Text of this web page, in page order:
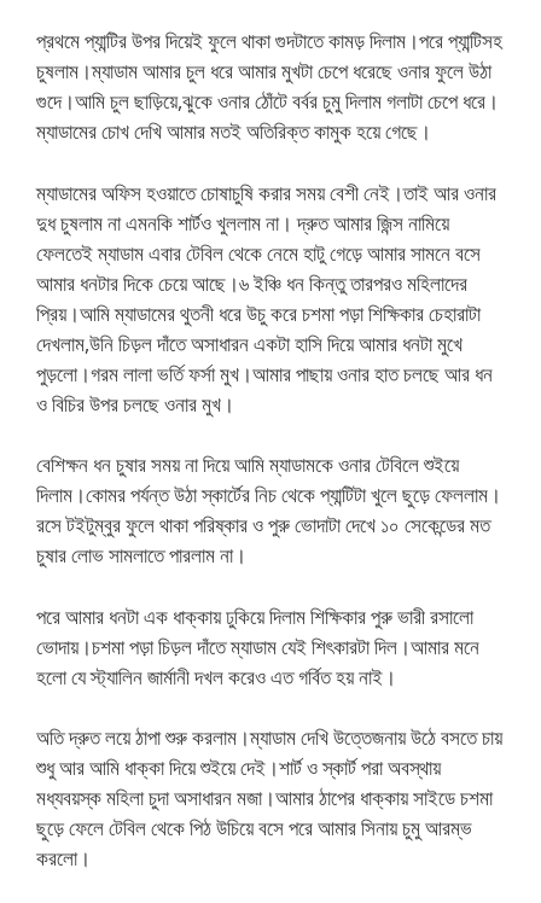
প্রথমে প্যান্টির উপর দিয়েই ফুলে থাকা গুদটাতে কামড় দিলাম।পরে প্যান্টিসহ
চুষলাম।ম্যাডাম আমার চুল ধরে আমার মুখটা চেপে ধরেছে ওনার ফুলে উঠা
গুদে।আমি চুল ছাড়িয়ে,ঝুকে ওনার ঠোঁটে বর্বর চুমু দিলাম গলাটা চেপে ধরে।
ম্যাডামের চোখ দেখি আমার মতই অতিরিক্ত কামুক হয়ে গেছে।
ম্যাডামের অফিস হওয়াতে চোষাচুষি করার সময় বেশী নেই।তাই আর ওনার
দুধ চুষলাম না এমনকি শার্টও খুললাম না। দ্রুত আমার জিন্স নামিয়ে
ফেলতেই ম্যাডাম এবার টেবিল থেকে নেমে হাটু গেড়ে আমার সামনে বসে
আমার ধনটার দিকে চেয়ে আছে।৬ ইঞ্চি ধন কিন্তু তারপরও মহিলাদের
প্রিয়।আমি ম্যাডামের থুতনী ধরে উচু করে চশমা পড়া শিক্ষিকার চেহারাটা
দেখলাম,উনি চিড়ল দাঁতে অসাধারন একটা হাসি দিয়ে আমার ধনটা মুখে
পুড়লো।গরম লালা ভর্তি ফর্সা মুখ।আমার পাছায় ওনার হাত চলছে আর ধন
ও বিচির উপর চলছে ওনার মুখ।
বেশিক্ষন ধন চুষার সময় না দিয়ে আমি ম্যাডামকে ওনার টেবিলে শুইয়ে
দিলাম।কোমর পর্যন্ত উঠা স্কার্টের নিচ থেকে প্যান্টিটা খুলে ছুড়ে ফেললাম।
রসে টইটুম্বুর ফুলে থাকা পরিষ্কার ও পুরু ভোদাটা দেখে ১০ সেকেন্ডের মত
চুষার লোভ সামলাতে পারলাম না।
পরে আমার ধনটা এক ধাক্কায় ঢুকিয়ে দিলাম শিক্ষিকার পুরু ভারী রসালো
ভোদায়।চশমা পড়া চিড়ল দাঁতে ম্যাডাম যেই শিৎকারটা দিল।আমার মনে
হলো যে স্ট্যালিন জার্মানী দখল করেও এত গর্বিত হয় নাই।
অতি দ্রুত লয়ে ঠাপা শুরু করলাম।ম্যাডাম দেখি উত্তেজনায় উঠে বসতে চায়
শুধু আর আমি ধাক্কা দিয়ে শুইয়ে দেই।শার্ট ও স্কার্ট পরা অবস্থায়
মধ্যবয়স্ক মহিলা চুদা অসাধারন মজা।আমার ঠাপের ধাক্কায় সাইডে চশমা
ছুড়ে ফেলে টেবিল থেকে পিঠ উচিয়ে বসে পরে আমার সিনায় চুমু আরম্ভ
করলো।